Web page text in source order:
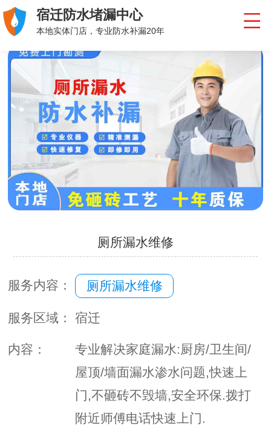
宿迁防水堵漏中心
本地实体门店，专业防水补漏20年
厕所漏水维修
服务内容： 厕所漏水维修
服务区域： 宿迁
内容：
专业解决家庭漏水:厨房/卫生间/
屋顶/墙面漏水渗水问题,快速上
门,不砸砖不毁墙,安全环保.拨打
附近师傅电话快速上门.